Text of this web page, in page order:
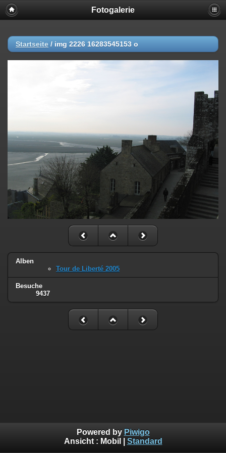
Fotogalerie
Startseite / img 2226 16283545153 o
Alben
Tour de Liberté 2005
Besuche
9437
Powered by Piwigo
Ansicht : Mobil Standard